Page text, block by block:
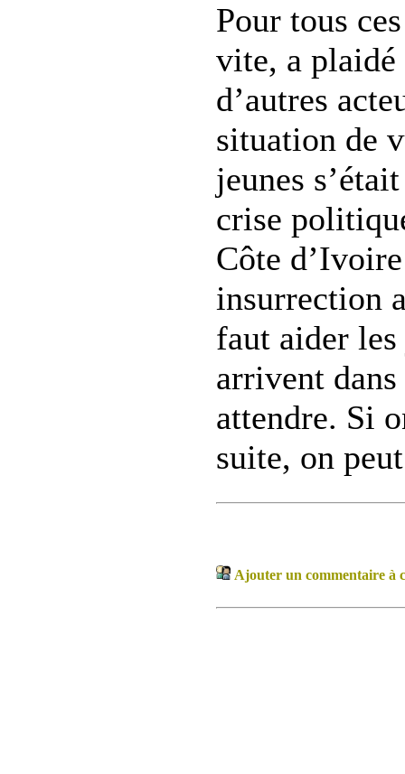
Pour tous
vite, a
d’autres
situation de
jeunes
crise
Côte
insurrection
faut aider les
arrivent
attendre. Si
suite, on
Ajouter un commentaire à